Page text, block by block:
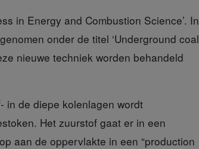
in Energy and Combustion Science’. In
onder de titel ‘Underground coal
nieuwe techniek worden behandeld
in de diepe kolenlagen wordt
Het zuurstof gaat er in een
aan de oppervlakte in een “production